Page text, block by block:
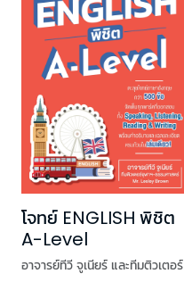
โจทย์ ENGLISH พิชิต
A-Level
อาจารย์ทีวี จูเนียร์ และทีมติวเตอร์